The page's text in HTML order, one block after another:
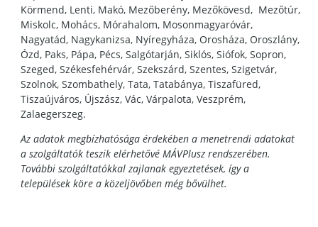
Körmend, Lenti, Makó, Mezőberény, Mezőkövesd, Mezőtúr,
Miskolc, Mohács, Mórahalom, Mosonmagyaróvár,
Nagyatád, Nagykanizsa, Nyíregyháza, Orosháza, Oroszlány,
Ózd, Paks, Pápa, Pécs, Salgótarján, Siklós, Siófok, Sopron,
Szeged, Székesfehérvár, Szekszárd, Szentes, Szigetvár,
Szolnok, Szombathely, Tata, Tatabánya, Tiszafüred,
Tiszaújváros, Újszász, Vác, Várpalota, Veszprém,
Zalaegerszeg.
Az adatok megbízhatósága érdekében a menetrendi adatokat
a szolgáltatók teszik elérhetővé MÁVPlusz rendszerében.
További szolgáltatókkal zajlanak egyeztetések, így a
települések köre a közeljövőben még bővülhet.